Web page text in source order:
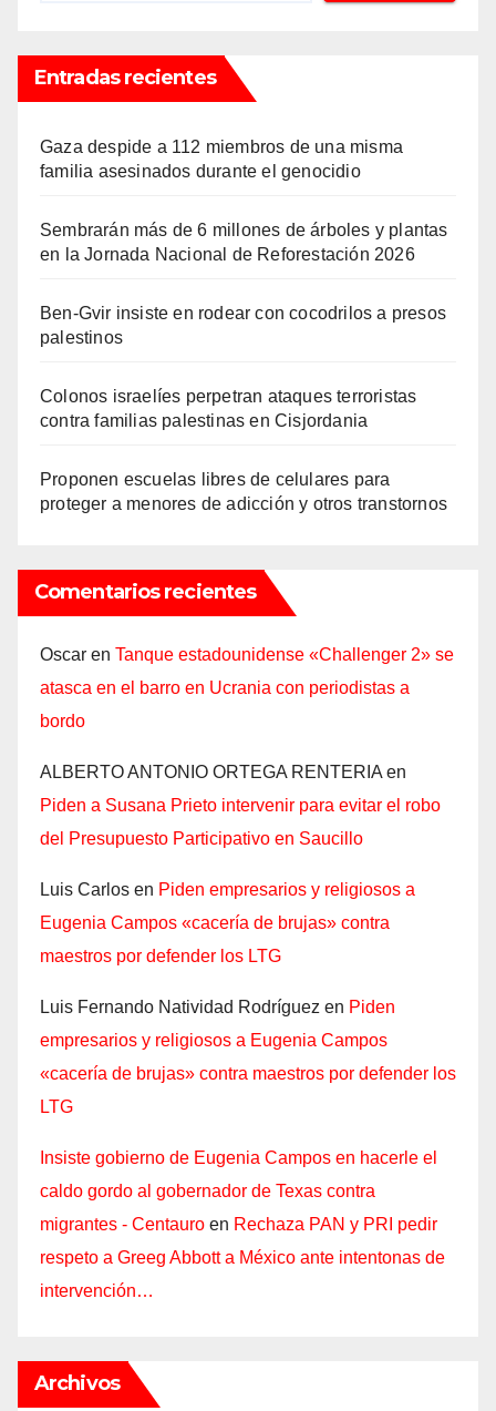
Entradas recientes
Gaza despide a 112 miembros de una misma
familia asesinados durante el genocidio
Sembrarán más de 6 millones de árboles y plantas
en la Jornada Nacional de Reforestación 2026
Ben-Gvir insiste en rodear con cocodrilos a presos
palestinos
Colonos israelíes perpetran ataques terroristas
contra familias palestinas en Cisjordania
Proponen escuelas libres de celulares para
proteger a menores de adicción y otros transtornos
Comentarios recientes
Oscar en Tanque estadounidense «Challenger 2» se
atasca en el barro en Ucrania con periodistas a
bordo
ALBERTO ANTONIO ORTEGA RENTERIA en
Piden a Susana Prieto intervenir para evitar el robo
del Presupuesto Participativo en Saucillo
Luis Carlos en Piden empresarios y religiosos a
Eugenia Campos «cacería de brujas» contra
maestros por defender los LTG
Luis Fernando Natividad Rodríguez en Piden
empresarios y religiosos a Eugenia Campos
«cacería de brujas» contra maestros por defender los
LTG
Insiste gobierno de Eugenia Campos en hacerle el
caldo gordo al gobernador de Texas contra
migrantes - Centauro en Rechaza PAN y PRI pedir
respeto a Greeg Abbott a México ante intentonas de
intervención…
Archivos